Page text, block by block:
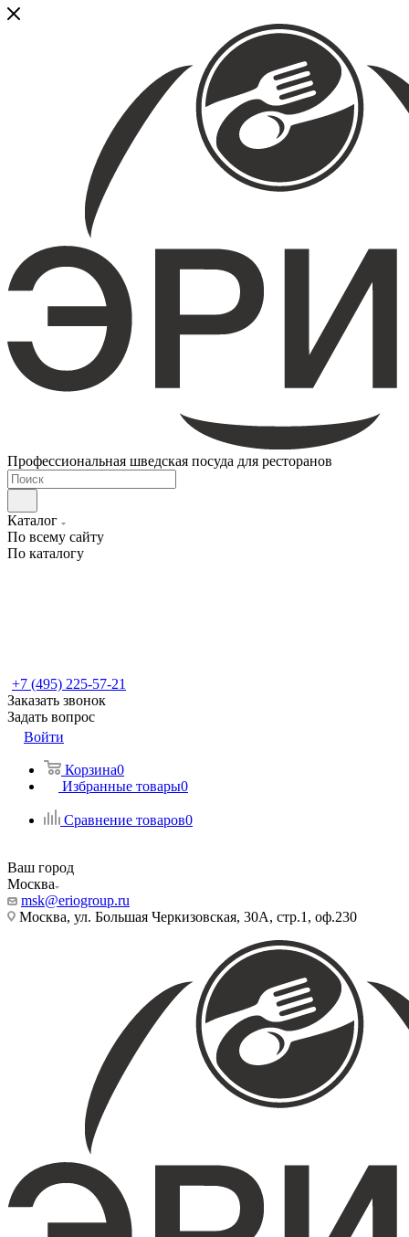
Профессиональная шведская посуда для ресторанов
Каталог
По всему сайту
По каталогу
+7 (495) 225-57-21
Заказать звонок
Задать вопрос
Войти
Корзина0
Избранные товары0
Сравнение товаров0
Ваш город
Москва
msk@eriogroup.ru
Москва, ул. Большая Черкизовская, 30А, стр.1, оф.230